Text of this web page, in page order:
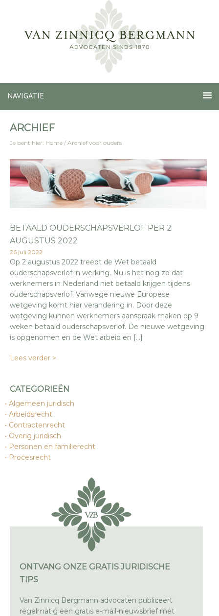
NAVIGATIE
ARCHIEF
Je bent hier: Home / Archief voor ouders
BETAALD OUDERSCHAPSVERLOF PER 2
AUGUSTUS 2022
26 juli 2022
Op 2 augustus 2022 treedt de Wet betaald
ouderschapsverlof in werking. Nu is het nog zo dat
werknemers in Nederland niet betaald krijgen tijdens
ouderschapsverlof. Vanwege nieuwe Europese
wetgeving komt hier verandering in. Door deze
wetgeving kunnen werknemers aanspraak maken op 9
weken betaald ouderschapsverlof. De nieuwe wetgeving
is opgenomen en de Wet arbeid en […]
Lees verder >
CATEGORIEËN
Algemeen juridisch
Arbeidsrecht
Contractenrecht
Overig juridisch
Personen en familierecht
Procesrecht
ONTVANG ONZE GRATIS JURIDISCHE
TIPS
Van Zinnicq Bergmann advocaten publiceert
regelmatig een gratis e-mail-nieuwsbrief met